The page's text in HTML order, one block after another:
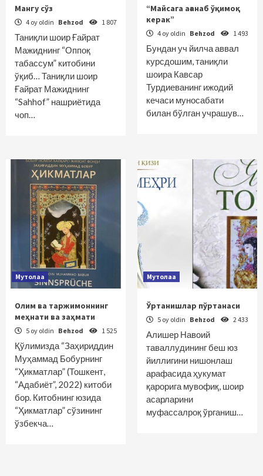
Мангу сўз
4 oy oldin Behzod 1 807
Таниқли шоир Ғайрат
Мажиднинг “Оппоқ
табассум” китобини
ўқиб… Таниқли шоир
Ғайрат Мажиднинг
“Sahhof” нашриётида
чоп…
“Майсага ағанаб ўқимоқ
керак”
4 oy oldin Behzod 1 493
Бундан уч йилча аввал
курсдошим, таниқли
шоира Кавсар
Турдиеванинг ижодий
кечаси муносабати
билан бўлган учрашув…
Мутолаа
Олим ва таржимоннинг
меҳнати ва заҳмати
5 oy oldin Behzod 1 525
Қўлимизда “Заҳириддин
Муҳаммад Бобурнинг
“Ҳикматлар” (Тошкент,
“Адабиёт”, 2022) китоби
бор. Китобнинг юзида
“Ҳикматлар” сўзининг
ўзбекча…
Мутолаа
Ўртанишлар пўртанаси
5 oy oldin Behzod 2 433
Алишер Навоий
таваллудининг беш юз
йиллигини нишонлаш
арафасида ҳукумат
қарорига мувофиқ, шоир
асарларини
муфассалроқ ўрганиш…